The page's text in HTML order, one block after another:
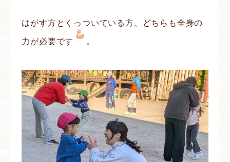
はがす方とくっついている方、どちらも全身の
力が必要です 。